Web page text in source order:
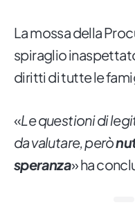
La mossa della
spiraglio
diritti di tutte le
«Le questioni di
da valutare, però
speranza» ha